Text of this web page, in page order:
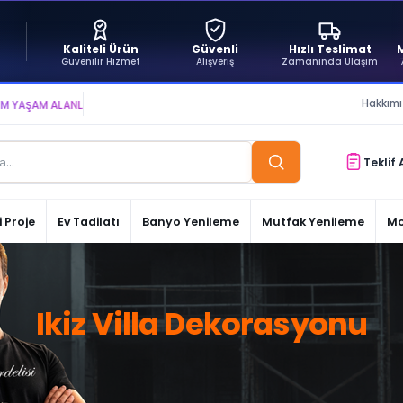
Kaliteli Ürün
Güvenilir Hizmet
Güvenli
Alışveriş
Hızlı Teslimat
Zamanında Ulaşım
ALANLARI YARATIYOR VE YAŞATIYORUZ ● BİZİMLE DAİMA KÂRDASINIZ...
Teklif
Proje Ev Tadilatı Banyo Yenileme Mutfak Yenileme
Ikiz Villa Dekorasyonu